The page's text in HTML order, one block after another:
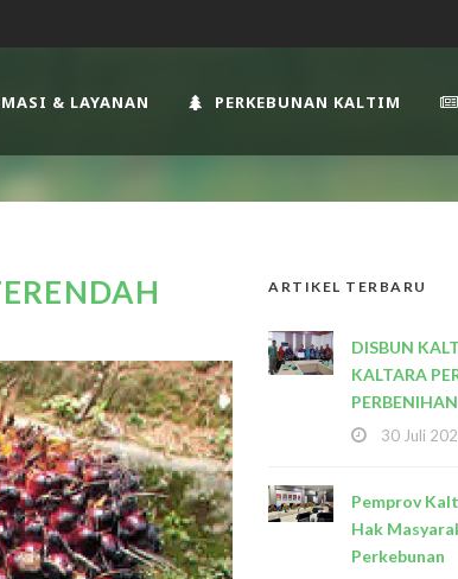
& LAYANAN PERKEBUNAN KALTIM
ARTIKEL TERBARU
DISBUN
KALTARA
30 Juli
Pemprov
Hak
Perkebunan